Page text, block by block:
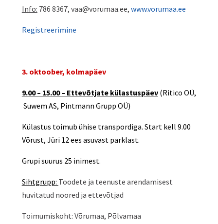
Info: 786 8367, vaa@vorumaa.ee, www.vorumaa.ee
Registreerimine
3. oktoober, kolmapäev
9.00 – 15.00 – Ettevõtjate külastuspäev (Ritico OÜ,
Suwem AS, Pintmann Grupp OÜ)
Külastus toimub ühise transpordiga. Start kell 9.00
Võrust, Jüri 12 ees asuvast parklast.
Grupi suurus 25 inimest.
Sihtgrupp: Toodete ja teenuste arendamisest
huvitatud noored ja ettevõtjad
Toimumiskoht: Võrumaa, Põlvamaa